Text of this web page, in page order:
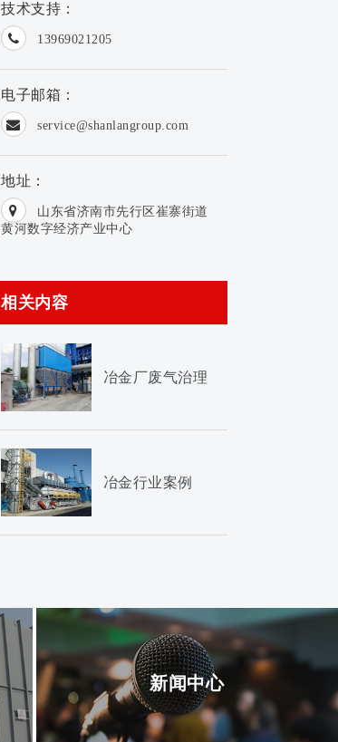
技术支持：
13969021205
电子邮箱：
service@shanlangroup.com
地址：
山东省济南市先行区崔寨街道
黄河数字经济产业中心
相关内容
冶金厂废气治理
冶金行业案例
新闻中心